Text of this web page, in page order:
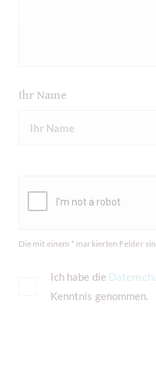
Ihr Name
Die mit einem * markierten Felder
Ich habe die
Kenntnis genommen.